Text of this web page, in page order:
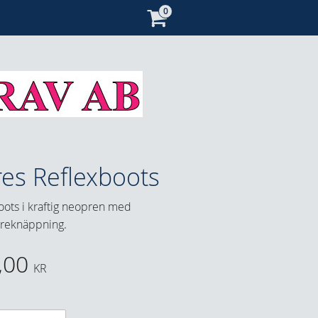
Reflexboots
i kraftig neopren med
KR